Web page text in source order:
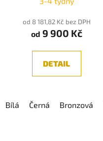
od 8 181,82 Kč bez DPH
od 9 900 Kč
DETAIL
Bílá Černá Bronzová